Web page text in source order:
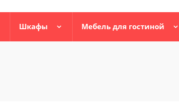
Шкафы Мебель для гостиной